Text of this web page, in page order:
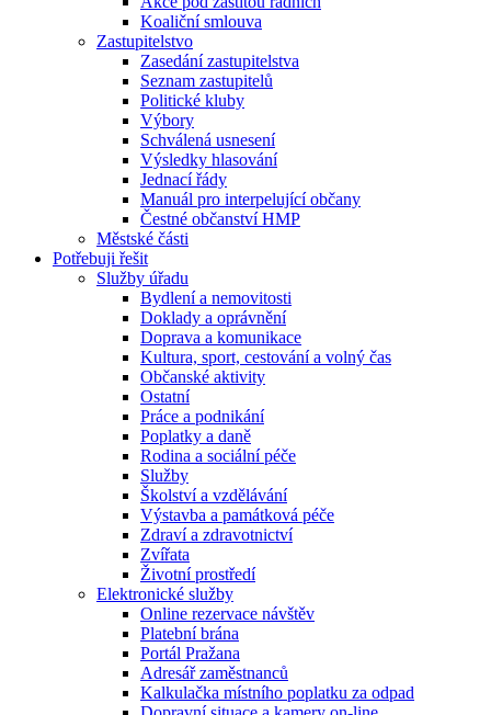
Koaliční smlouva
Zastupitelstvo
Zasedání zastupitelstva
Seznam zastupitelů
Politické kluby
Výbory
Schválená usnesení
Výsledky hlasování
Jednací řády
Manuál pro interpelující občany
Čestné občanství HMP
Městské části
Potřebuji řešit
Služby úřadu
Bydlení a nemovitosti
Doklady a oprávnění
Doprava a komunikace
Kultura, sport, cestování a volný čas
Občanské aktivity
Ostatní
Práce a podnikání
Poplatky a daně
Rodina a sociální péče
Služby
Školství a vzdělávání
Výstavba a památková péče
Zdraví a zdravotnictví
Zvířata
Životní prostředí
Elektronické služby
Online rezervace návštěv
Platební brána
Portál Pražana
Adresář zaměstnanců
Kalkulačka místního poplatku za odpad